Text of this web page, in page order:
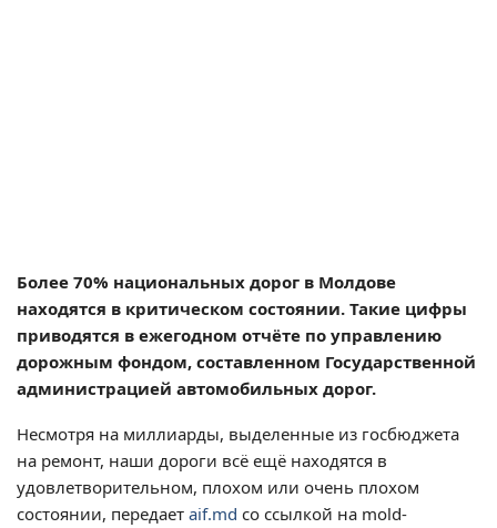
Более 70% национальных дорог в Молдове
находятся в критическом состоянии. Такие цифры
приводятся в ежегодном отчёте по управлению
дорожным фондом, составленном Государственной
администрацией автомобильных дорог.
Несмотря на миллиарды, выделенные из госбюджета
на ремонт, наши дороги всё ещё находятся в
удовлетворительном, плохом или очень плохом
состоянии, передает aif.md со ссылкой на mold-